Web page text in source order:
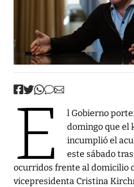
E
l Gobierno
domingo que el
incumplió el
este sábado
ocurridos frente al domicilio
vicepresidenta Cristina